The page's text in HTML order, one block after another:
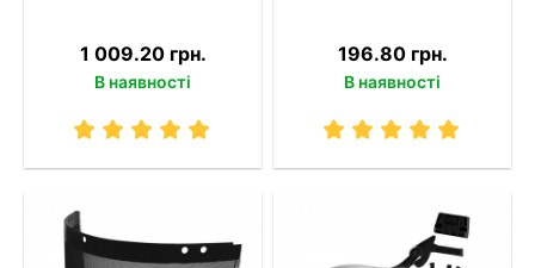
1 009.20 грн.
В наявності
196.80 грн.
В наявності